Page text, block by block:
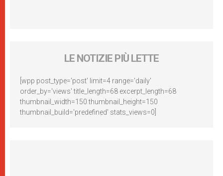
LE NOTIZIE PIÙ LETTE
[wpp post_type='post' limit=4 range='daily'
order_by='views' title_length=68 excerpt_length=68
thumbnail_width=150 thumbnail_height=150
thumbnail_build='predefined' stats_views=0]